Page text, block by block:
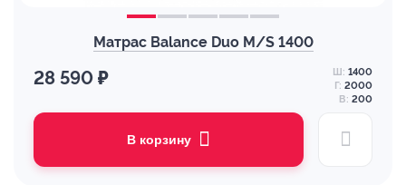
Матрас Balance Duo M/S 1400
28 590 ₽ Ш: 1400
Г: 2000
В: 200
В корзину